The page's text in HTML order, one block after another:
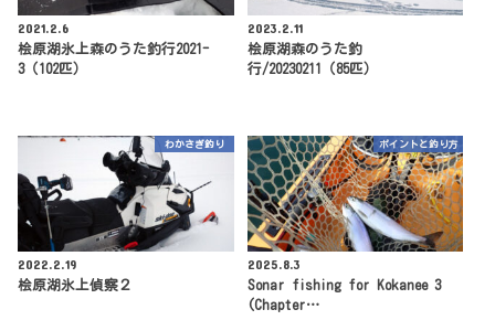
2021.2.6
桧原湖氷上森のうた釣行2021-
3（102匹）
2023.2.11
桧原湖森のうた釣
行/20230211（85匹）
わかさぎ釣り
2022.2.19
桧原湖氷上偵察２
ポイントと釣り方
2025.8.3
Sonar fishing for Kokanee 3
(Chapter…